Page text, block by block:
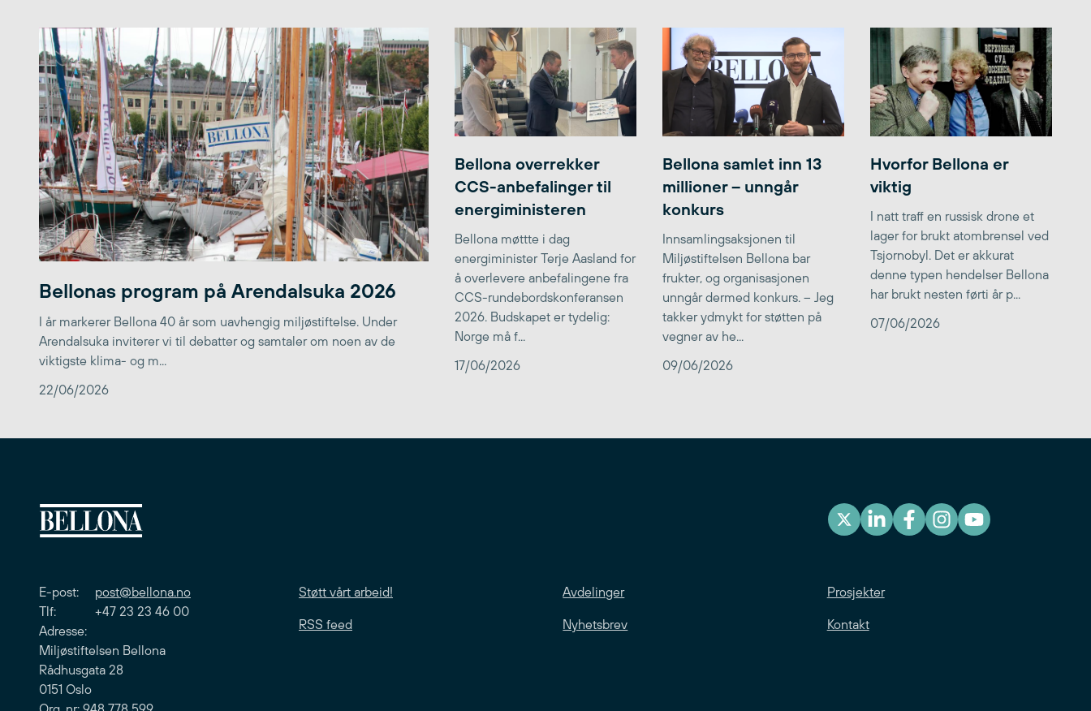
Bellonas program på Arendalsuka 2026
I år markerer Bellona 40 år som uavhengig miljøstiftelse. Under
Arendalsuka inviterer vi til debatter og samtaler om noen av de
viktigste klima- og m...
22/06/2026
Bellona overrekker
CCS-anbefalinger til
energiministeren
Bellona møttte i dag
energiminister Terje Aasland for
å overlevere anbefalingene fra
CCS-rundebordskonferansen
2026. Budskapet er tydelig:
Norge må f...
17/06/2026
Bellona samlet inn 13
millioner – unngår
konkurs
Innsamlingsaksjonen til
Miljøstiftelsen Bellona bar
frukter, og organisasjonen
unngår dermed konkurs. – Jeg
takker ydmykt for støtten på
vegner av he...
09/06/2026
Hvorfor Bellona er
viktig
I natt traff en russisk drone et
lager for brukt atombrensel ved
Tsjornobyl. Det er akkurat
denne typen hendelser Bellona
har brukt nesten førti år p...
07/06/2026
E-post: post@bellona.no
Tlf: +47 23 23 46 00
Adresse:
Miljøstiftelsen Bellona
Rådhusgata 28
0151 Oslo
Støtt vårt arbeid! Avdelinger Prosjekter
RSS feed Nyhetsbrev Kontakt